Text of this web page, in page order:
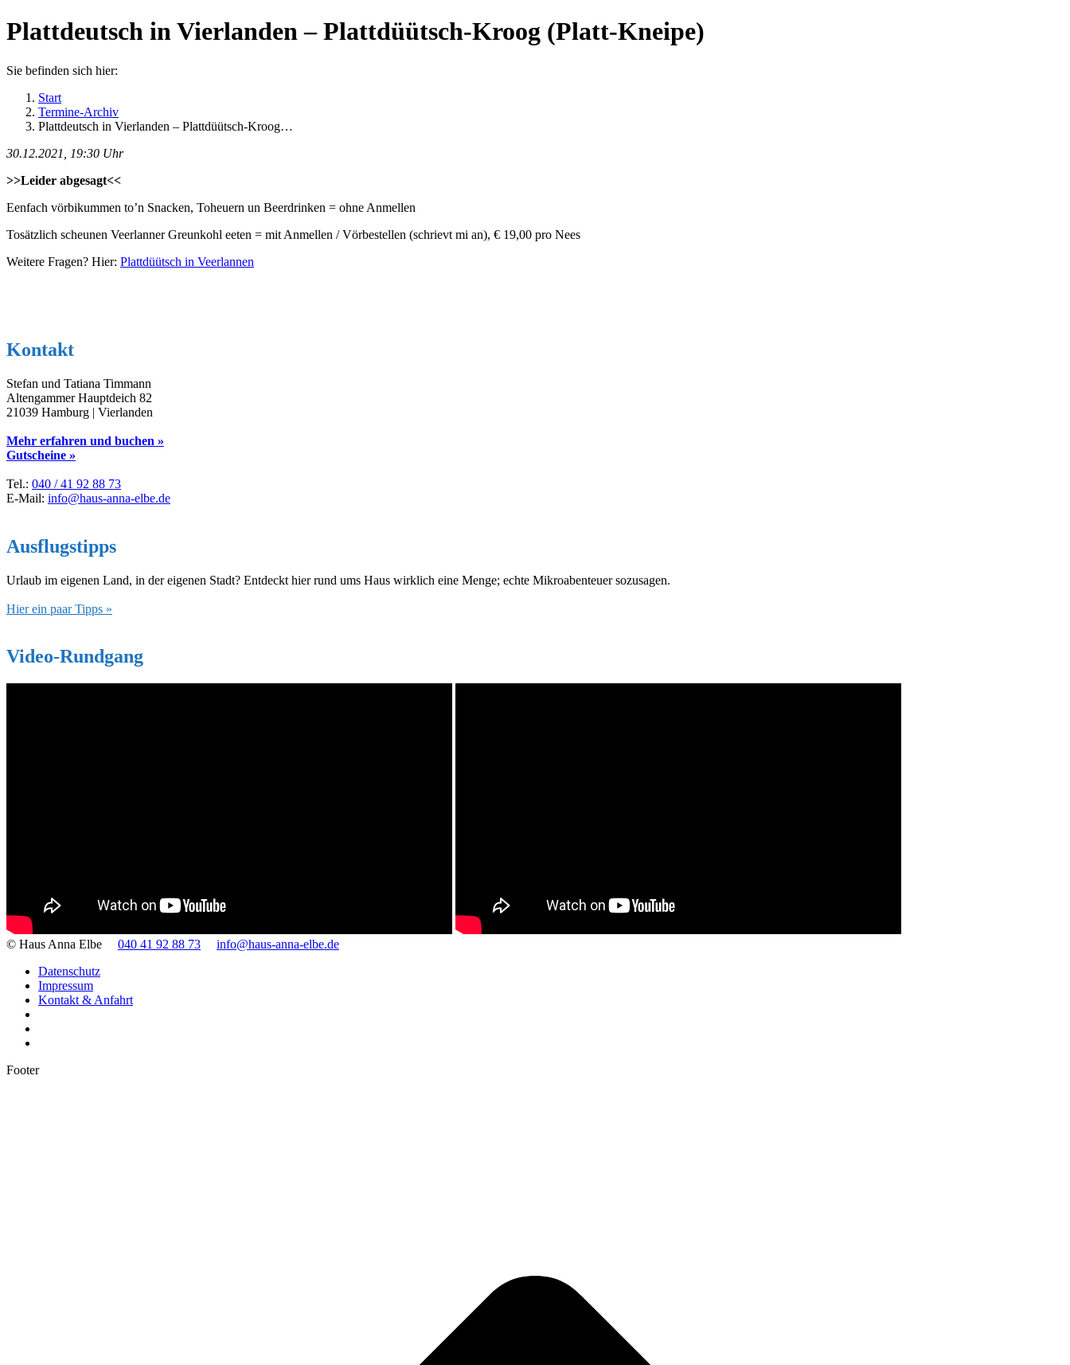
Plattdeutsch in Vierlanden – Plattdüütsch-Kroog (Platt-Kneipe)
Sie befinden sich hier:
Start
Termine-Archiv
Plattdeutsch in Vierlanden – Plattdüütsch-Kroog…
30.12.2021, 19:30 Uhr
>>Leider abgesagt<<
Eenfach vörbikummen to’n Snacken, Toheuern un Beerdrinken = ohne Anmellen
Tosätzlich scheunen Veerlanner Greunkohl eeten = mit Anmellen / Vörbestellen (schrievt mi an), € 19,00 pro Nees
Weitere Fragen? Hier: Plattdüütsch in Veerlannen
Kontakt
Stefan und Tatiana Timmann
Altengammer Hauptdeich 82
21039 Hamburg | Vierlanden
Mehr erfahren und buchen »
Gutscheine »
Tel.: 040 / 41 92 88 73
E-Mail: info@haus-anna-elbe.de
Ausflugstipps
Urlaub im eigenen Land, in der eigenen Stadt? Entdeckt hier rund ums Haus wirklich eine Menge; echte Mikroabenteuer sozusagen.
Hier ein paar Tipps »
Video-Rundgang
© Haus Anna Elbe 040 41 92 88 73
info@haus-anna-elbe.de
Datenschutz
Impressum
Kontakt & Anfahrt
Footer